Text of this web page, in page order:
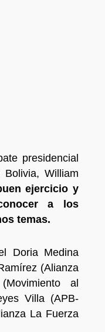
presidencial
William
ejercicio y
a los
temas.
Doria Medina
(Alianza
al
Villa (APB-
La Fuerza